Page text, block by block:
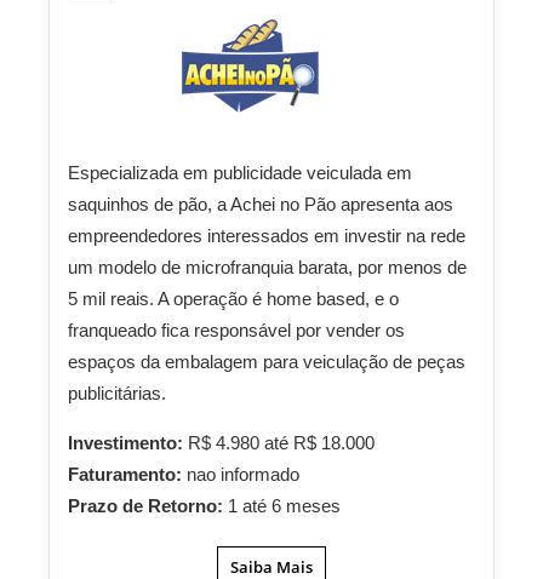
Especializada em publicidade veiculada em
saquinhos de pão, a Achei no Pão apresenta aos
empreendedores interessados em investir na rede
um modelo de microfranquia barata, por menos de
5 mil reais. A operação é home based, e o
franqueado fica responsável por vender os
espaços da embalagem para veiculação de peças
publicitárias.
Investimento: R$ 4.980 até R$ 18.000
Faturamento: nao informado
Prazo de Retorno: 1 até 6 meses
Saiba Mais